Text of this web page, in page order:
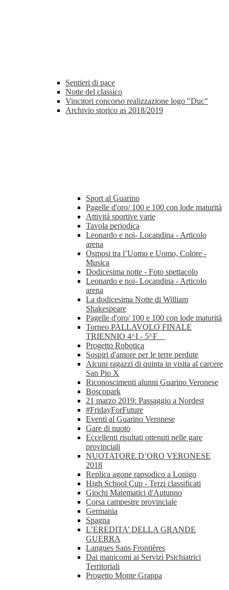
Sentieri di pace
Notte del classico
Vincitori concorso realizzazione logo "Duc"
Archivio storico as 2018/2019
Sport al Guarino
Pagelle d'oro/ 100 e 100 con lode maturità
Attività sportive varie
Tavola periodica
Leonardo e noi- Locandina - Articolo
arena
Osmosi tra l’Uomo e Uomo, Colore -
Musica
Dodicesima notte - Foto spettacolo
Leonardo e noi- Locandina - Articolo
arena
La dodicesima Notte di William
Shakespeare
Pagelle d'oro/ 100 e 100 con lode maturità
Torneo PALLAVOLO FINALE
TRIENNIO 4^I - 5^F
Progetto Robotica
Sospiri d'amore per le terre perdute
Alcuni ragazzi di quinta in visita al carcere
San Pio X
Riconoscimenti alunni Guarino Veronese
Boscopark
21 marzo 2019: Passaggio a Nordest
#FridayForFuture
Eventi al Guarino Veronese
Gare di nuoto
Eccellenti risultati ottenuti nelle gare
provinciali
NUOTATORE D’ORO VERONESE
2018
Replica agone rapsodico a Lonigo
High School Cup - Terzi classificati
Giochi Matematici d'Autunno
Corsa campestre provinciale
Germania
Spagna
L’EREDITA’ DELLA GRANDE
GUERRA
Langues Sans Frontières
Dai manicomi ai Servizi Psichiatrici
Territoriali
Progetto Monte Grappa